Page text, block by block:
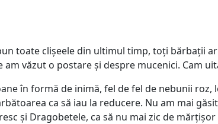
toate clișeele din ultimul timp, toți bărbații
văzut o postare și despre mucenici. Cam
în formă de inimă, fel de fel de nebunii roz,
ca să iau la reducere. Nu am mai
și Dragobetele, ca să nu mai zic de mărțișor